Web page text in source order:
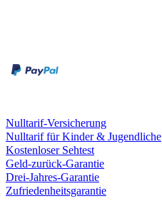
Nulltarif-Versicherung
Nulltarif für Kinder & Jugendliche
Kostenloser Sehtest
Geld-zurück-Garantie
Drei-Jahres-Garantie
Zufriedenheitsgarantie